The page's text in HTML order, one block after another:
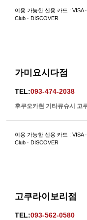
이용 가능한 신용 카드 : VISA
Club · DISCOVER
가미요시다점
TEL:093-474-2038
후쿠오카현 기타큐슈시 고
이용 가능한 신용 카드 : VISA
Club · DISCOVER
고쿠라이보리점
TEL:093-562-0580